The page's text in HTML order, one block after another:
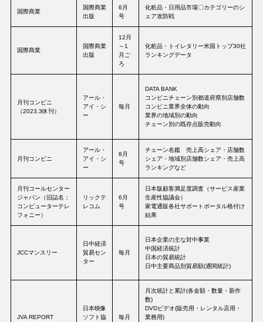
国際商業
国際商業
出版
6月
号
化粧品・日用品市場〇カテゴリーのシ
ェア攻防戦
国際商業
国際商業
出版
12月
～1
月ご
ろ
化粧品・トイレタリー米国トップ30社
ランキングデータ
月刊コンビニ
（2023.3休刊）
アール・
アイ・シ
ー
毎月
DATA BANK
コンビニチェーン別都道府県別店舗数
コンビニ業界全体の動向
業界の地域別の動向
チェーン別の既存点販売動向
月刊コンビニ
アール・
アイ・シ
ー
8月
号
チェーン名鑑 売上高シェア・店舗数
シェア・地域別店舗数シェア・売上高
ランキングなど
月刊コールセンター
ジャパン（旧誌名：
コンピューターテレ
フォニー）
リックテ
レコム
6月
号
日本版顧客満足度調査（サービス産業
生産性協議会）
家電通販各社サポートポータル格付け
結果
JCCマンスリー
日中経済
貿易セン
ター
毎月
日本企業の主な対中事業
中国経済統計
日本の貿易統計
日中主要商品別貿易額(通関統計)
JVA REPORT
日本映像
ソフト協
毎月
月次統計と累計(各金額・数量・新作
数)
DVDビデオ(販売用・レンタル店用・
業務用)